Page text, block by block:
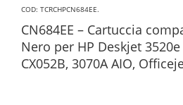
COD: TCRCHPCN684EE.
CN684EE – Cartuccia
Nero per HP Deskjet
CX052B, 3070A AIO,